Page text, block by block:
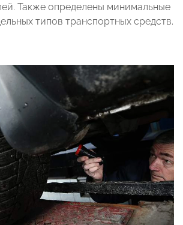
Также определены минимальные
типов транспортных средств.